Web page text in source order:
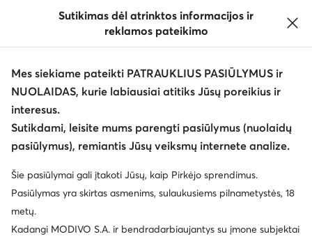
Klientų aptarnavimas
Apie mus
Sutikimas dėl atrinktos informacijos ir
reklamos pateikimo
Mes siekiame pateikti PATRAUKLIUS PASIŪLYMUS ir
NUOLAIDAS, kurie labiausiai atitiks Jūsų poreikius ir
interesus.
Sutikdami, leisite mums parengti pasiūlymus (nuolaidų
pasiūlymus), remiantis Jūsų veiksmų internete analize.
Šie pasiūlymai gali įtakoti Jūsų, kaip Pirkėjo sprendimus.
Pasiūlymas yra skirtas asmenims, sulaukusiems pilnametystės, 18
metų.
Kadangi MODIVO S.A. ir bendradarbiaujantys su įmone subjektai